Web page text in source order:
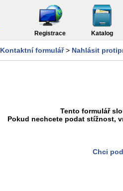
Registrace Katalog
Kontaktní formulář> Nahlásit
Tento formulář
Pokud nechcete podat stížnost,
Chci